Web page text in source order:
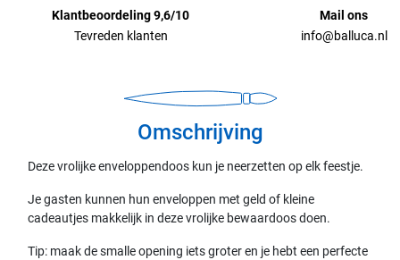
Klantbeoordeling 9,6/10
Tevreden klanten
Mail ons
info@balluca.nl
Omschrijving
Deze vrolijke enveloppendoos kun je neerzetten op elk feestje.
Je gasten kunnen hun enveloppen met geld of kleine
cadeautjes makkelijk in deze vrolijke bewaardoos doen.
Tip: maak de smalle opening iets groter en je hebt een perfecte